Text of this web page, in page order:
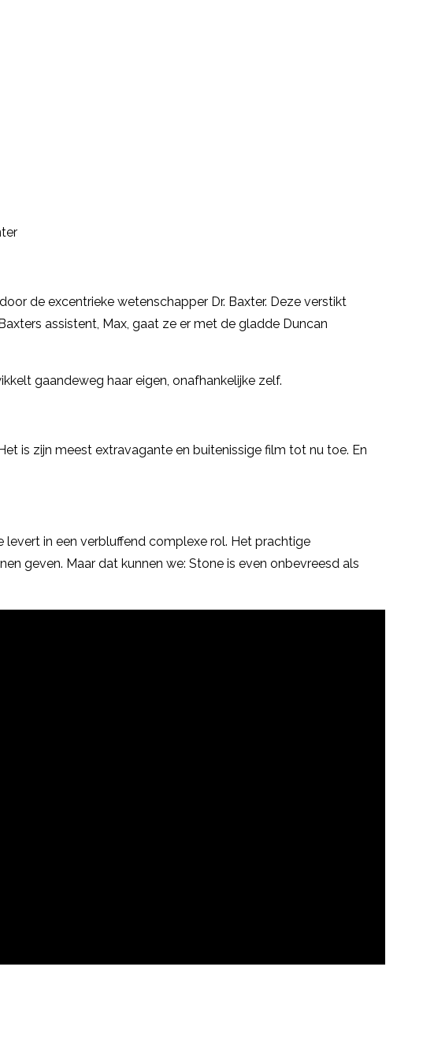
de excentrieke wetenschapper Dr. Baxter. Deze verstikt
assistent, Max, gaat ze er met de gladde Duncan
gaandeweg haar eigen, onafhankelijke zelf.
is zijn meest extravagante en buitenissige film tot nu toe. En
levert in een verbluffend complexe rol. Het prachtige
geven. Maar dat kunnen we: Stone is even onbevreesd als